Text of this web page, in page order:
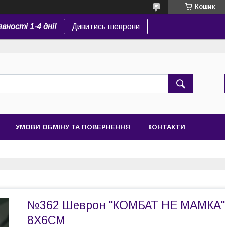
Кошик
1-4 дні! Дивитись шеврони
УМОВИ ОБМІНУ ТА ПОВЕРНЕННЯ КОНТАКТИ
№362 Шеврон "КОМБАТ НЕ МАМКА"
8Х6СМ